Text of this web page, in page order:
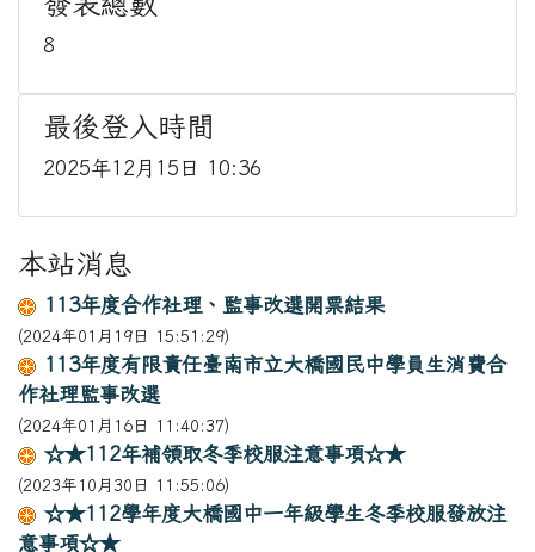
8
最後登入時間
2025年12月15日 10:36
本站消息
113年度合作社理、監事改選開票結果
(2024年01月19日 15:51:29)
113年度有限責任臺南市立大橋國民中學員生消費合
作社理監事改選
(2024年01月16日 11:40:37)
☆★112年補領取冬季校服注意事項☆★
(2023年10月30日 11:55:06)
☆★112學年度大橋國中一年級學生冬季校服發放注
意事項☆★